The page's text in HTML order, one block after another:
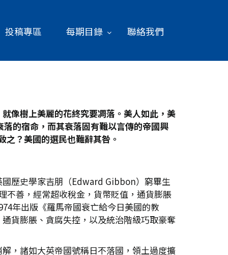
投稿專區 每期目錄 聯絡我們
像樹上美麗的花終究要凋落。美人如此，美
的宿命，而其衰落固有難以言傳的帝國興
之？美國的選民也難辭其咎。
歷史學家吉朋（Edward Gibbon）窮畢生
不善，經常超收稅金，貨幣貶值，通貨膨脹
年出版《羅馬帝國衰亡給今日美國的教
貨膨脹、貪腐失控，以及統治階級巧取豪奪
，諸如大英帝國號稱日不落國，領土過度擴